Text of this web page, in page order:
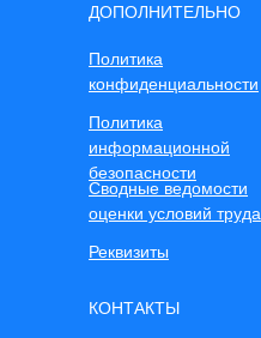
ДОПОЛНИТЕЛЬНО
Сводные ведомости
оценки условий труда
Реквизиты
Политика
информационной
безопасности
Политика
конфиденциальности
КОНТАКТЫ